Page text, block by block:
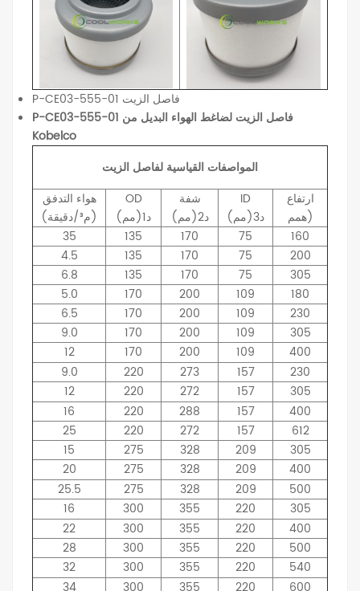
P-CE03-555-01 فاصل الزيت
P-CE03-555-01 فاصل الزيت لضاغط الهواء البديل من
Kobelco
المواصفات القياسية لفاصل الزيت
هواء التدفق
(م³/دقيقة)
OD
د1(مم)
شفة
د2(مم)
ID
د3(مم)
ارتفاع
همم)
35
135 170 75
160
4.5
135 170 75
200
6.8
135 170 75
305
5.0
170 200 109
180
6.5
170 200 109
230
9.0
170 200 109
305
12
170 200 109
400
9.0
220 273 157
230
12
220 272 157
305
16
220 288 157
400
25
220 272 157
612
15
275 328 209
305
20
275 328 209
400
25.5
275 328 209
500
16
300 355 220
305
22
300 355 220
400
28
300 355 220
500
32
300 355 220
540